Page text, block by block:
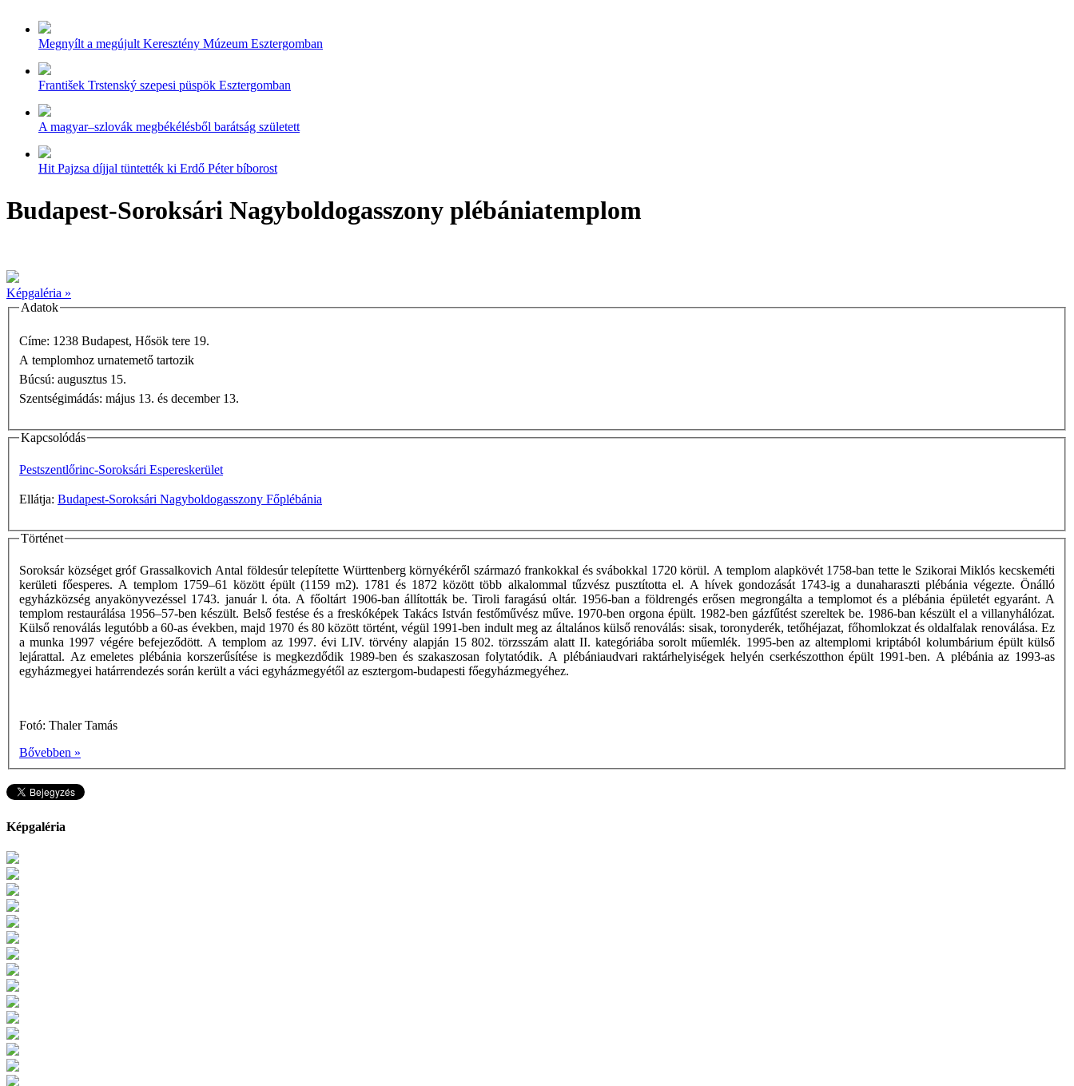
Megnyílt a megújult Keresztény Múzeum Esztergomban
František Trstenský szepesi püspök Esztergomban
A magyar–szlovák megbékélésből barátság született
Hit Pajzsa díjjal tüntették ki Erdő Péter bíborost
Budapest-Soroksári Nagyboldogasszony plébániatemplom
Képgaléria »
Adatok
Címe: 1238 Budapest, Hősök tere 19.
A templomhoz urnatemető tartozik
Búcsú: augusztus 15.
Szentségimádás: május 13. és december 13.
Kapcsolódás
Pestszentlőrinc-Soroksári Espereskerület
Ellátja: Budapest-Soroksári Nagyboldogasszony Főplébánia
Történet
Soroksár községet gróf Grassalkovich Antal földesúr telepítette Württenberg környékéről származó frankokkal és svábokkal 1720 körül. A templom alapkövét 1758-ban tette le Szikorai Miklós kecskeméti
kerületi főesperes. A templom 1759–61 között épült (1159 m2). 1781 és 1872 között több alkalommal tűzvész pusztította el. A hívek gondozását 1743-ig a dunaharaszti plébánia végezte. Önálló
egyházközség anyakönyvezéssel 1743. január l. óta. A főoltárt 1906-ban állították be. Tiroli faragású oltár. 1956-ban a földrengés erősen megrongálta a templomot és a plébánia épületét egyaránt. A
templom restaurálása 1956–57-ben készült. Belső festése és a freskóképek Takács István festőművész műve. 1970-ben orgona épült. 1982-ben gázfűtést szereltek be. 1986-ban készült el a villanyhálózat.
Külső renoválás legutóbb a 60-as években, majd 1970 és 80 között történt, végül 1991-ben indult meg az általános külső renoválás: sisak, toronyderék, tetőhéjazat, főhomlokzat és oldalfalak renoválása. Ez
a munka 1997 végére befejeződött. A templom az 1997. évi LIV. törvény alapján 15 802. törzsszám alatt II. kategóriába sorolt műemlék. 1995-ben az altemplomi kriptából kolumbárium épült külső
lejárattal. Az emeletes plébánia korszerűsítése is megkezdődik 1989-ben és szakaszosan folytatódik. A plébániaudvari raktárhelyiségek helyén cserkészotthon épült 1991-ben. A plébánia az 1993-as
egyházmegyei határrendezés során került a váci egyházmegyétől az esztergom-budapesti főegyházmegyéhez.
Fotó: Thaler Tamás
Bővebben »
Képgaléria